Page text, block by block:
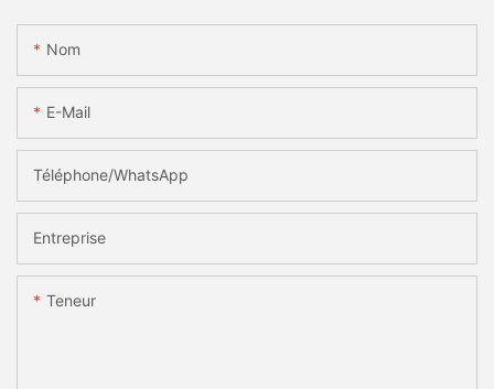
Nom
E-Mail
Téléphone/WhatsApp
Entreprise
Teneur